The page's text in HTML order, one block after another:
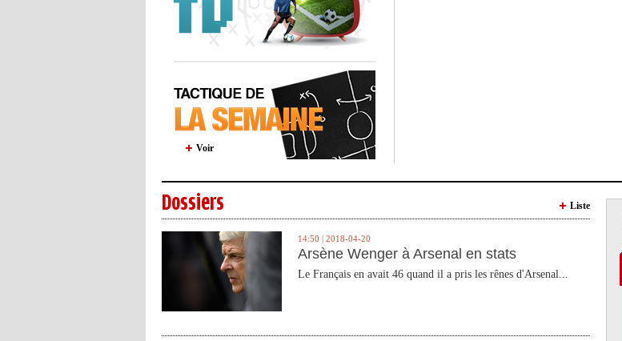
Voir
Dossiers Liste
14:50 | 2018-04-20
Arsène Wenger à Arsenal en stats
Le Français en avait 46 quand il a pris les rênes d'Arsenal...